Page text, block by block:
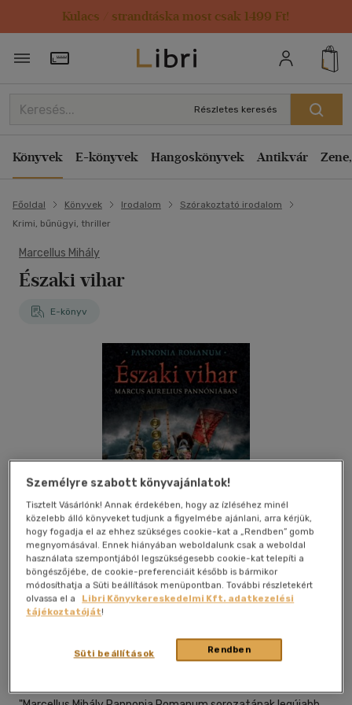
Kulacs / strandtáska most csak 1499 Ft!
Törzsvásárlói Kártya adatai
Részletes keresés
Könyvek E-könyvek Hangoskönyvek Antikvár
Főoldal Könyvek Irodalom
Szórakoztató irodalom
Krimi, bűnügyi, thriller
Marcellus Mihály
Északi vihar
E-könyv
Beleolvasok
Személyre szabott könyvajánlatok!
Tisztelt Vásárlónk! Annak érdekében, hogy az ízléséhez minél
közelebb álló könyveket tudjunk a figyelmébe ajánlani, arra kérjük,
hogy fogadja el az ehhez szükséges cookie-kat a „Rendben” gomb
megnyomásával. Ennek hiányában weboldalunk csak a weboldal
használata szempontjából legszükségesebb cookie-kat telepíti a
böngészőjébe, de cookie-preferenciáit később is bármikor
módosíthatja a Süti beállítások menüpontban. További részletekért
olvassa el a
Libri Könyvkereskedelmi Kft. adatkezelési
tájékoztatóját!
Rendben
Süti beállítások